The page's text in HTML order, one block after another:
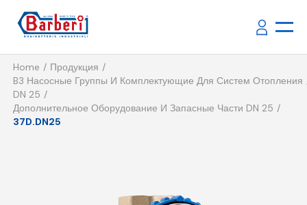
Home
Продукция
B3 Насосные Группы И Комплектующие Для Систем Отопления
DN 25
Дополнительное Оборудование И Запасные Части DN 25
37D.DN25